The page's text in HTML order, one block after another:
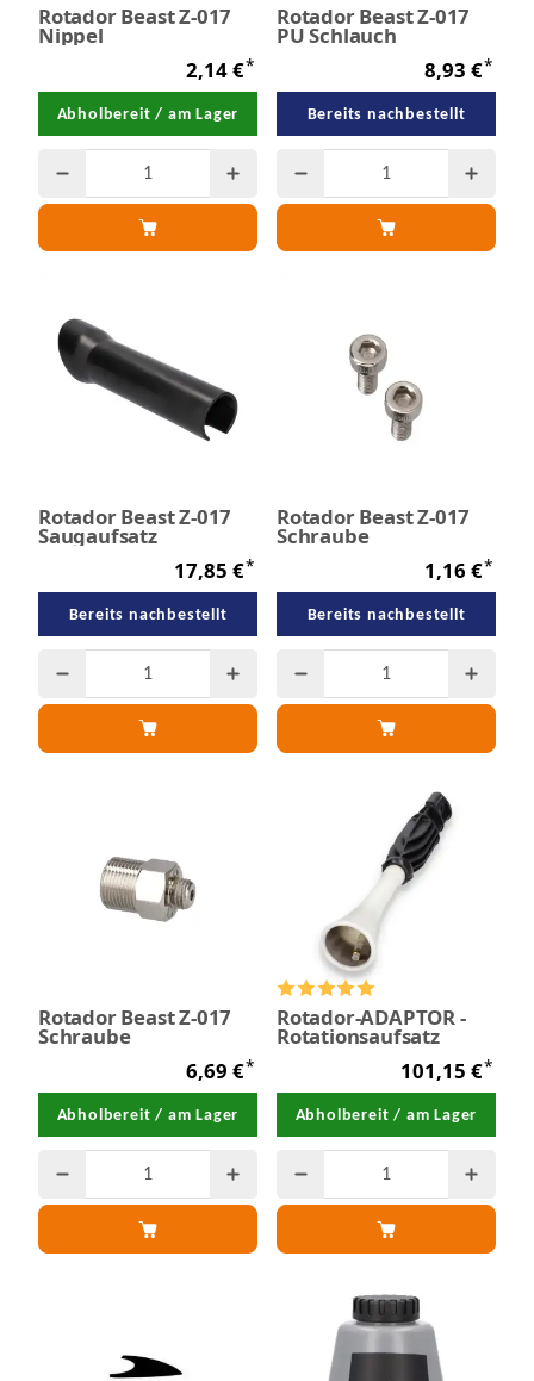
Rotador Beast Z-017
Nippel
2,14 €*
Abholbereit / am Lager
Rotador Beast Z-017
PU Schlauch
8,93 €*
Bereits nachbestellt
Rotador Beast Z-017
Saugaufsatz
17,85 €*
Bereits nachbestellt
Rotador Beast Z-017
Schraube
1,16 €*
Bereits nachbestellt
Rotador Beast Z-017
Schraube
6,69 €*
Abholbereit / am Lager
Rotador-ADAPTOR -
Rotationsaufsatz
101,15 €*
Abholbereit / am Lager